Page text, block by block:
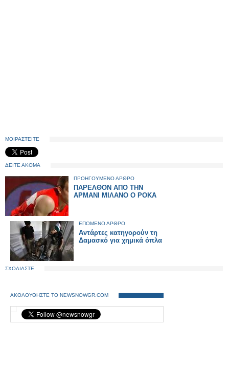
ΜΟΙΡΑΣΤΕΙΤΕ
ΔΕΙΤΕ ΑΚΟΜΑ
ΠΡΟΗΓΟΥΜΕΝΟ ΑΡΘΡΟ
ΠΑΡΕΛΘΟΝ ΑΠΟ ΤΗΝ
ΑΡΜΑΝΙ ΜΙΛΑΝΟ Ο ΡΟΚΑ
ΕΠΟΜΕΝΟ ΑΡΘΡΟ
Αντάρτες κατηγορούν τη
Δαμασκό για χημικά όπλα
ΣΧΟΛΙΑΣΤΕ
ΑΚΟΛΟΥΘΗΣΤΕ ΤΟ NEWSNOWGR.COM